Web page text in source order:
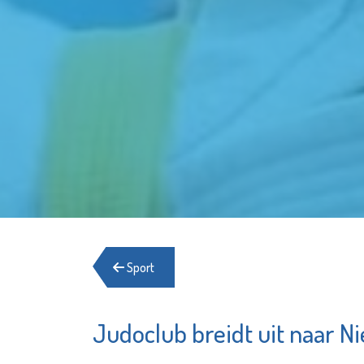
Sport
Judoclub breidt uit naar
Stedelijk